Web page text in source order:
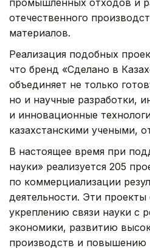
промышленных отходов и
отечественного
материалов.
Реализация подобных
что бренд «Сделано в
объединяет не только
но и научные разработки,
и инновационные
казахстанскими учеными,
В настоящее время при
науки» реализуется 205
по коммерциализации
деятельности. Эти
укреплению связи науки с
экономики, развитию
производств и повышению